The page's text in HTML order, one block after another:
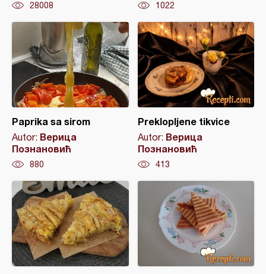
28008 1022
Paprika sa sirom
Autor: Верица
Познановић
880
Preklopljene tikvice
Autor: Верица
Познановић
413